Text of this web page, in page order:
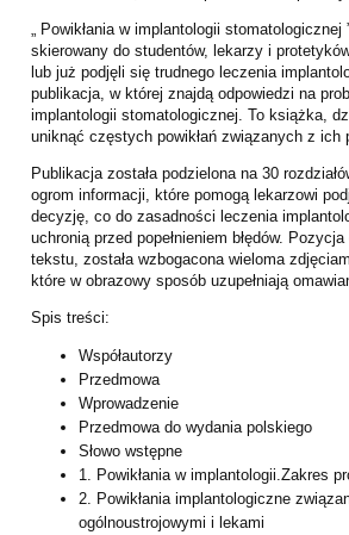
„ Powikłania w implantologii stomatologicznej
skierowany do studentów, lekarzy i
lub już podjęli się trudnego leczenia
publikacja, w której znajdą odpowiedzi na
implantologii stomatologicznej. To książka,
uniknąć częstych powikłań związanych z ich
Publikacja została podzielona na 30
ogrom informacji, które pomogą lekarzowi
decyzję, co do zasadności leczenia
uchronią przed popełnieniem błędów.
tekstu, została wzbogacona wieloma
które w obrazowy sposób uzupełniają
Spis treści:
Współautorzy
Przedmowa
Wprowadzenie
Przedmowa do wydania polskiego
Słowo wstępne
1. Powikłania w implantologii.Zakres
2. Powikłania implantologiczne
ogólnoustrojowymi i lekami